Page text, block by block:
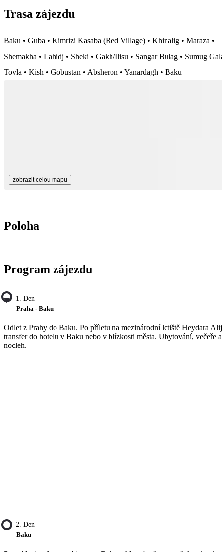
Trasa zájezdu
Baku • Guba • Kimrizi Kasaba (Red Village) • Khinalig • Maraza •
Shemakha • Lahidj • Sheki • Gakh/Ilisu • Sangar Bulag • Sumug
Tovla • Kish • Gobustan • Absheron • Yanardagh • Baku
zobrazit celou mapu
Poloha
Program zájezdu
1. Den
Praha - Baku
Odlet z Prahy do Baku. Po příletu na mezinárodní letiště Heydara
transfer do hotelu v Baku nebo v blízkosti města. Ubytování, večeře a
nocleh.
2. Den
Baku